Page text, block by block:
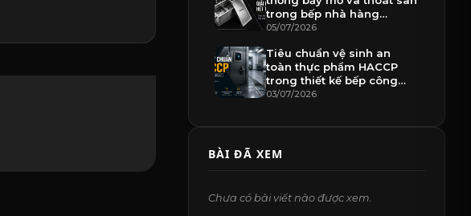
trong bếp nhà hàng
chuyên nghiệp
05/07/2026
Tiêu chuẩn vệ sinh an
toàn thực phẩm HACCP
trong thiết kế bếp công
nghiệp
03/07/2026
BÀI ĐÃ XEM
Chưa có bài viết nào được xem.